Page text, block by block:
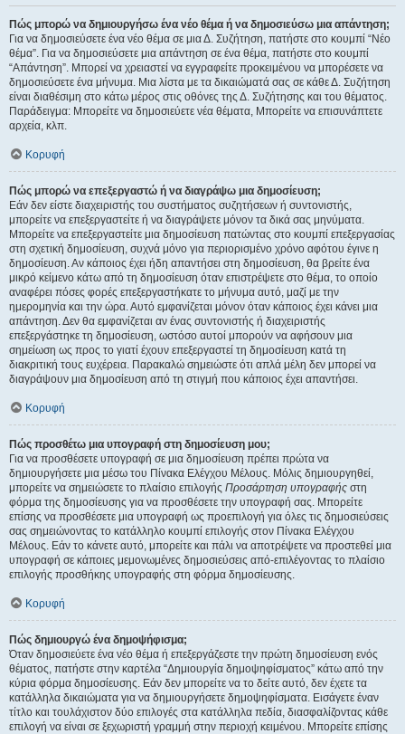
Πώς μπορώ να δημιουργήσω ένα νέο θέμα ή να δημοσιεύσω μια απάντηση;
Για να δημοσιεύσετε ένα νέο θέμα σε μια Δ. Συζήτηση, πατήστε στο κουμπί “Νέο
θέμα”. Για να δημοσιεύσετε μια απάντηση σε ένα θέμα, πατήστε στο κουμπί
“Απάντηση”. Μπορεί να χρειαστεί να εγγραφείτε προκειμένου να μπορέσετε να
δημοσιεύσετε ένα μήνυμα. Μια λίστα με τα δικαιώματά σας σε κάθε Δ. Συζήτηση
είναι διαθέσιμη στο κάτω μέρος στις οθόνες της Δ. Συζήτησης και του θέματος.
Παράδειγμα: Μπορείτε να δημοσιεύετε νέα θέματα, Μπορείτε να επισυνάπτετε
αρχεία, κλπ.
Κορυφή
Πώς μπορώ να επεξεργαστώ ή να διαγράψω μια δημοσίευση;
Εάν δεν είστε διαχειριστής του συστήματος συζητήσεων ή συντονιστής,
μπορείτε να επεξεργαστείτε ή να διαγράψετε μόνον τα δικά σας μηνύματα.
Μπορείτε να επεξεργαστείτε μια δημοσίευση πατώντας στο κουμπί επεξεργασίας
στη σχετική δημοσίευση, συχνά μόνο για περιορισμένο χρόνο αφότου έγινε η
δημοσίευση. Αν κάποιος έχει ήδη απαντήσει στη δημοσίευση, θα βρείτε ένα
μικρό κείμενο κάτω από τη δημοσίευση όταν επιστρέψετε στο θέμα, το οποίο
αναφέρει πόσες φορές επεξεργαστήκατε το μήνυμα αυτό, μαζί με την
ημερομηνία και την ώρα. Αυτό εμφανίζεται μόνον όταν κάποιος έχει κάνει μια
απάντηση. Δεν θα εμφανίζεται αν ένας συντονιστής ή διαχειριστής
επεξεργάστηκε τη δημοσίευση, ωστόσο αυτοί μπορούν να αφήσουν μια
σημείωση ως προς το γιατί έχουν επεξεργαστεί τη δημοσίευση κατά τη
διακριτική τους ευχέρεια. Παρακαλώ σημειώστε ότι απλά μέλη δεν μπορεί να
διαγράψουν μια δημοσίευση από τη στιγμή που κάποιος έχει απαντήσει.
Κορυφή
Πώς προσθέτω μια υπογραφή στη δημοσίευση μου;
Για να προσθέσετε υπογραφή σε μια δημοσίευση πρέπει πρώτα να
δημιουργήσετε μια μέσω του Πίνακα Ελέγχου Μέλους. Μόλις δημιουργηθεί,
μπορείτε να σημειώσετε το πλαίσιο επιλογής Προσάρτηση υπογραφής στη
φόρμα της δημοσίευσης για να προσθέσετε την υπογραφή σας. Μπορείτε
επίσης να προσθέσετε μια υπογραφή ως προεπιλογή για όλες τις δημοσιεύσεις
σας σημειώνοντας το κατάλληλο κουμπί επιλογής στον Πίνακα Ελέγχου
Μέλους. Εάν το κάνετε αυτό, μπορείτε και πάλι να αποτρέψετε να προστεθεί μια
υπογραφή σε κάποιες μεμονωμένες δημοσιεύσεις από-επιλέγοντας το πλαίσιο
επιλογής προσθήκης υπογραφής στη φόρμα δημοσίευσης.
Κορυφή
Πώς δημιουργώ ένα δημοψήφισμα;
Όταν δημοσιεύετε ένα νέο θέμα ή επεξεργάζεστε την πρώτη δημοσίευση ενός
θέματος, πατήστε στην καρτέλα “Δημιουργία δημοψηφίσματος” κάτω από την
κύρια φόρμα δημοσίευσης. Εάν δεν μπορείτε να το δείτε αυτό, δεν έχετε τα
κατάλληλα δικαιώματα για να δημιουργήσετε δημοψηφίσματα. Εισάγετε έναν
τίτλο και τουλάχιστον δύο επιλογές στα κατάλληλα πεδία, διασφαλίζοντας κάθε
επιλογή να είναι σε ξεχωριστή γραμμή στην περιοχή κειμένου. Μπορείτε επίσης